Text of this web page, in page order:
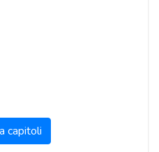
capitoli